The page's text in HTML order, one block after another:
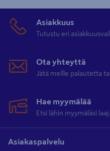
Asiakkuus
Tutustu eri
Ota yhteyttä
Jätä meille palautetta
Hae myymälää
Etsi lähin myymäläsi
Asiakaspalvelu